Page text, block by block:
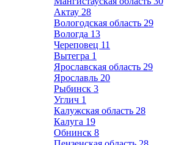
Актау 28
Вологодская область 29
Вологда 13
Череповец 11
Вытегра 1
Ярославская область 29
Ярославль 20
Рыбинск 3
Углич 1
Калужская область 28
Калуга 19
Обнинск 8